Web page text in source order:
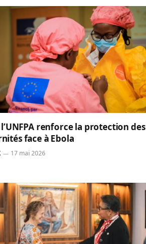
renforce la protection des
face à Ebola
17 mai 2026